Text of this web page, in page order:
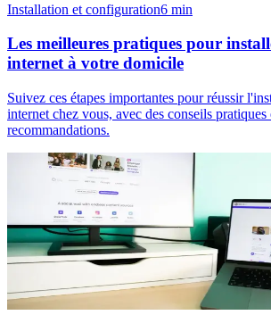
Installation et configuration6 min
Les meilleures pratiques pour
internet à votre domicile
Suivez ces étapes importantes pour réussir
internet chez vous, avec des conseils pratiques
recommandations.